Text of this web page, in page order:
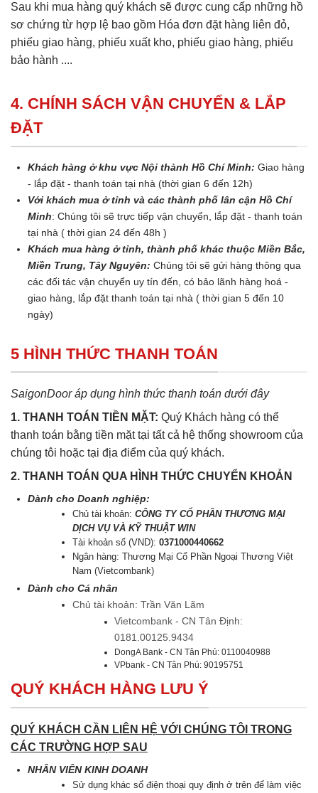
Sau khi mua hàng quý khách sẽ được cung cấp những hồ
sơ chứng từ hợp lệ bao gồm Hóa đơn đặt hàng liên đỏ,
phiếu giao hàng, phiếu xuất kho, phiếu giao hàng, phiếu
bảo hành ....
4. CHÍNH SÁCH VẬN CHUYỂN & LẮP
ĐẶT
Khách hàng ở khu vực Nội thành Hồ Chí Minh: Giao hàng
- lắp đặt - thanh toán tại nhà (thời gian 6 đến 12h)
Với khách mua ở tỉnh và các thành phố lân cận Hồ Chí
Minh: Chúng tôi sẽ trực tiếp vận chuyển, lắp đặt - thanh toán
tại nhà ( thời gian 24 đến 48h )
Khách mua hàng ở tỉnh, thành phố khác thuộc Miền Bắc,
Miền Trung, Tây Nguyên: Chúng tôi sẽ gửi hàng thông qua
các đối tác vận chuyển uy tín đến, có bảo lãnh hàng hoá -
giao hàng, lắp đặt thanh toán tại nhà ( thời gian 5 đến 10
ngày)
5 HÌNH THỨC THANH TOÁN
SaigonDoor áp dụng hình thức thanh toán dưới đây
1. THANH TOÁN TIỀN MẶT: Quý Khách hàng có thể
thanh toán bằng tiền mặt tại tất cả hệ thống showroom của
chúng tôi hoặc tại địa điểm của quý khách.
2. THANH TOÁN QUA HÌNH THỨC CHUYỂN KHOẢN
Dành cho Doanh nghiệp:
Chủ tài khoản:CÔNG TY CỔ PHẦN THƯƠNG MẠI
DỊCH VỤ VÀ KỸ THUẬT WIN
Tài khoản số (VND):0371000440662
Ngân hàng: Thương Mại Cổ Phần Ngoại Thương Việt
Nam (Vietcombank)
Dành cho Cá nhân
Chủ tài khoản: Trần Văn Lãm
Vietcombank - CN Tân Định:
0181.00125.9434
DongA Bank - CN Tân Phú: 0110040988
VPbank - CN Tân Phú: 90195751
QUÝ KHÁCH HÀNG LƯU Ý
QUÝ KHÁCH CẦN LIÊN HỆ VỚI CHÚNG TÔI TRONG
CÁC TRƯỜNG HỢP SAU
NHÂN VIÊN KINH DOANH
Sử dụng khác số điện thoại quy định ở trên để làm việc